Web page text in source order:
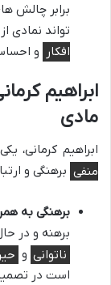
برابر چالش
تواند نمادی از
افکار و
ابراهیم
مادی
ابراهیم کرمانی،
منفی برهنگی و
برهنگی به
برهنه و در
ناتوانی و
است در